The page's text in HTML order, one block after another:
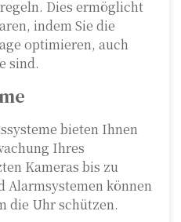
Dies ermöglicht
indem Sie die
optimieren, auch
sind.
bieten Ihnen
Ihres
Kameras bis zu
Alarmsystemen können
die Uhr schützen.